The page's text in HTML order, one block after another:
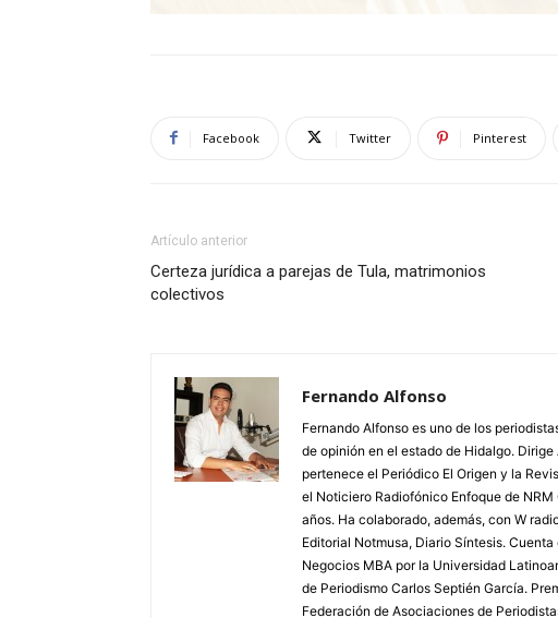
Facebook Twitter Pinterest
Artículo anterior
Certeza jurídica a parejas de Tula, matrimonios
colectivos
Fernando Alfonso
Fernando Alfonso es uno de los
de opinión en el estado de Hidalgo.
pertenece el Periódico El Origen y la
el Noticiero Radiofónico Enfoque de
años. Ha colaborado, además, con W
Editorial Notmusa, Diario Síntesis.
Negocios MBA por la Universidad
de Periodismo Carlos Septién García.
Federación de Asociaciones de